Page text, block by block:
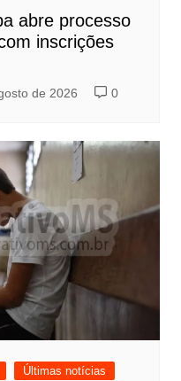
abre processo
inscrições
de 2026 0
Últimas notícias